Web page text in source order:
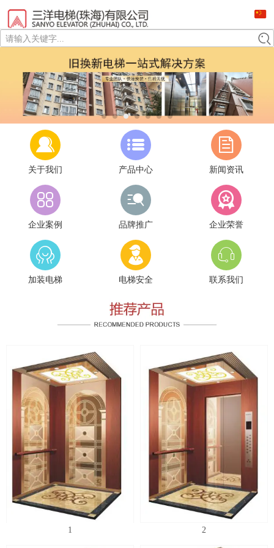
请输入关键字...
关于我们 产品中心 新闻资讯
企业案例 品牌推广 企业荣誉
加装电梯 电梯安全 联系我们
1 2